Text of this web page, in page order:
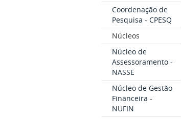
Coordenação de
Pesquisa - CPESQ
Núcleos
Núcleo de
Assessoramento -
NASSE
Núcleo de Gestão
Financeira -
NUFIN